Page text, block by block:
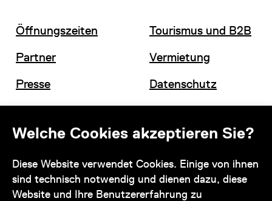
Welche Cookies akzeptieren Sie?
Diese Website verwendet Cookies. Einige von ihnen
sind technisch notwendig und dienen dazu, diese
Website und Ihre Benutzererfahrung zu
Öffnungszeiten
Partner
Presse
Tourismus und B2B
Vermietung
Datenschutz
Kontakt